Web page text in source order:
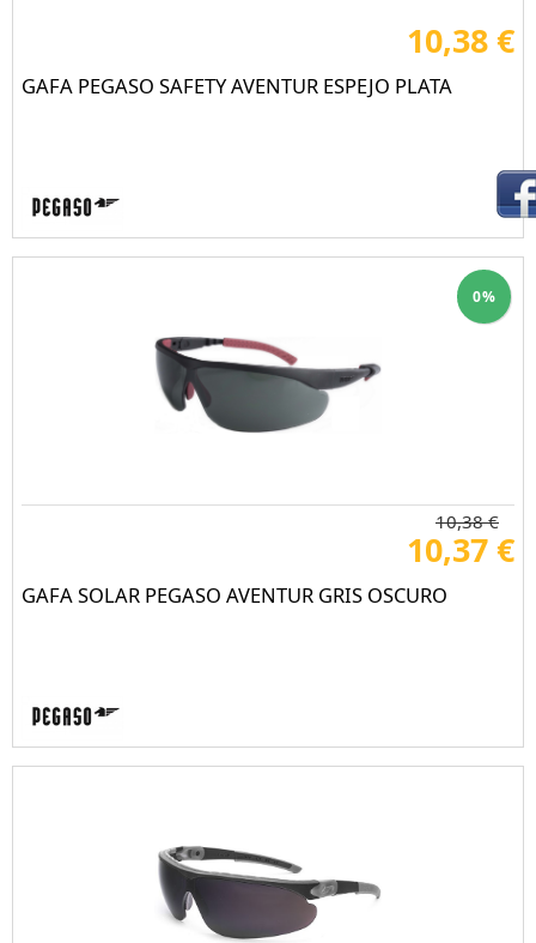
10,38 €
GAFA PEGASO SAFETY AVENTUR ESPEJO PLATA
10,37 €
GAFA SOLAR PEGASO AVENTUR GRIS OSCURO
0%
10,38 €